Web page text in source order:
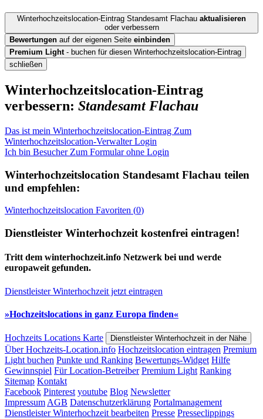
Winterhochzeitslocation-Eintrag Standesamt Flachau aktualisieren
oder verbessern
Bewertungen auf der eigenen Seite einbinden
Premium Light- buchen für diesen Winterhochzeitslocation-Eintrag
schließen
Winterhochzeitslocation-Eintrag
verbessern: Standesamt Flachau
Das ist mein Winterhochzeitslocation-Eintrag Zum
Winterhochzeitslocation-Verwalter Login
Ich bin Besucher Zum Formular ohne Login
Winterhochzeitslocation Standesamt Flachau teilen
und empfehlen:
Winterhochzeitslocation Favoriten (0)
Dienstleister Winterhochzeit kostenfrei eintragen!
Tritt dem winterhochzeit.info Netzwerk bei und werde
europaweit gefunden.
Dienstleister Winterhochzeit jetzt eintragen
»Hochzeitslocations in ganz Europa finden«
Hochzeits Locations Karte Dienstleister Winterhochzeit in der Nähe
Über Hochzeits-Location.info Hochzeitslocation eintragen Premium
Light buchen Punkte und Ranking Bewertungs-Widget Hilfe
Gewinnspiel Für Location-Betreiber Premium Light Ranking
Sitemap Kontakt
Facebook Pinterest youtube Blog Newsletter
Impressum AGB Datenschutzerklärung Portalmanagement
Dienstleister Winterhochzeit bearbeiten Presse Presseclippings